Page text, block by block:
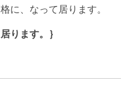
に、なって居ります。
ります。｝